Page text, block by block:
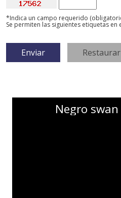
*Indica un campo requerido
Se permiten las siguientes etiquetas en
Negro